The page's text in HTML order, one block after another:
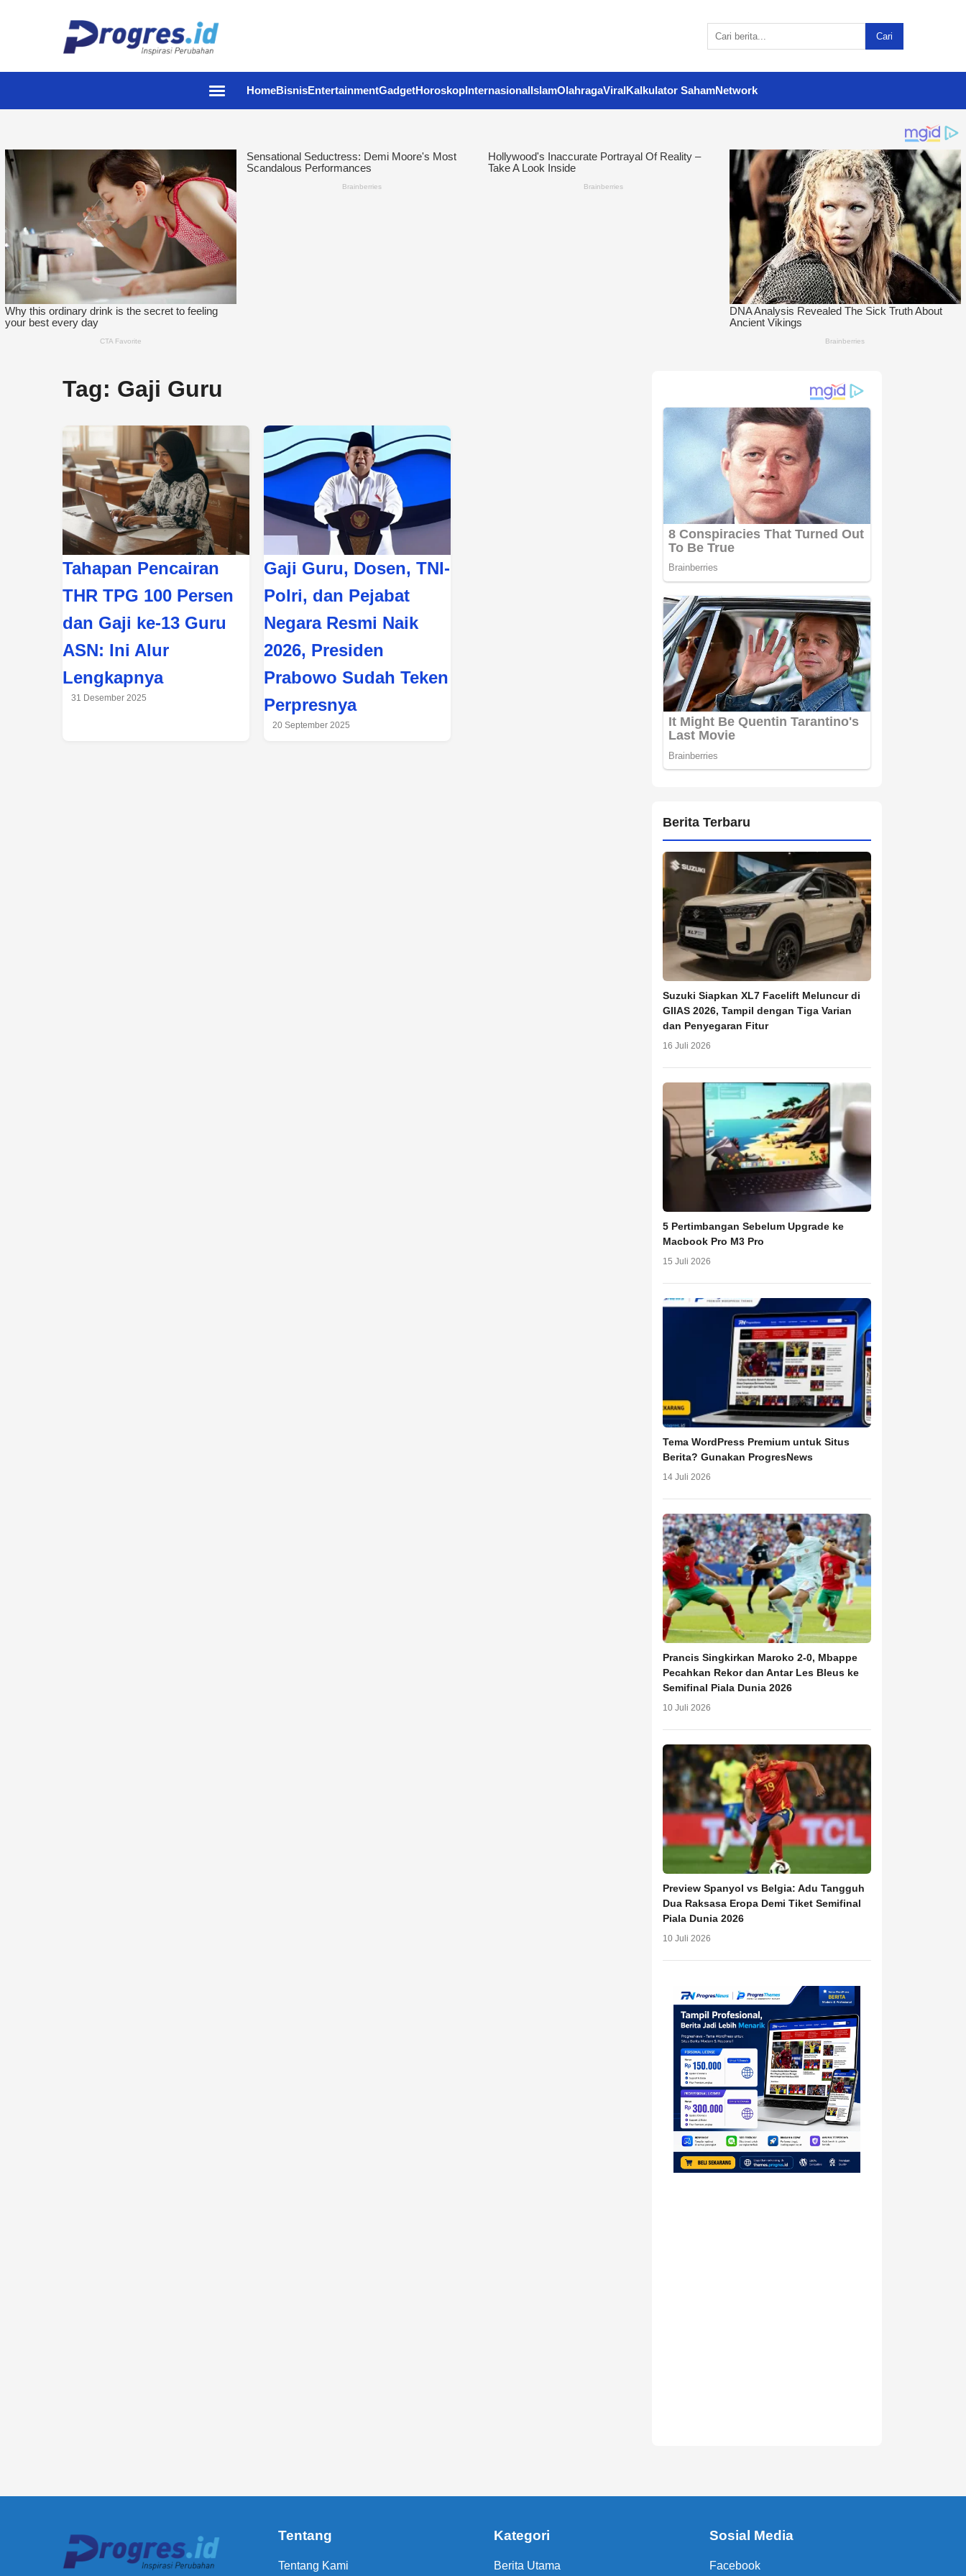
Cari
HomeBisnisEntertainmentGadgetHoroskopInternasionalIslamOlahragaViralKalkulator SahamNetwork
Tag: Gaji Guru
Tahapan Pencairan
THR TPG 100 Persen
dan Gaji ke-13 Guru
ASN: Ini Alur
Lengkapnya
31 Desember 2025
Gaji Guru, Dosen, TNI-
Polri, dan Pejabat
Negara Resmi Naik
2026, Presiden
Prabowo Sudah Teken
Perpresnya
20 September 2025
Berita Terbaru
Suzuki Siapkan XL7 Facelift Meluncur di
GIIAS 2026, Tampil dengan Tiga Varian
dan Penyegaran Fitur
16 Juli 2026
5 Pertimbangan Sebelum Upgrade ke
Macbook Pro M3 Pro
15 Juli 2026
Tema WordPress Premium untuk Situs
Berita? Gunakan ProgresNews
14 Juli 2026
Prancis Singkirkan Maroko 2-0, Mbappe
Pecahkan Rekor dan Antar Les Bleus ke
Semifinal Piala Dunia 2026
10 Juli 2026
Preview Spanyol vs Belgia: Adu Tangguh
Dua Raksasa Eropa Demi Tiket Semifinal
Piala Dunia 2026
10 Juli 2026
Tentang
Tentang Kami
Kategori
Berita Utama
Sosial Media
Facebook